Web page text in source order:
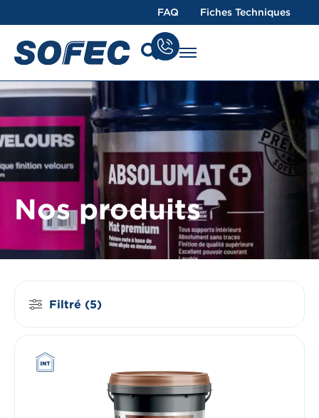
FAQ Fiches Techniques
Nos produits
Filtré (5)